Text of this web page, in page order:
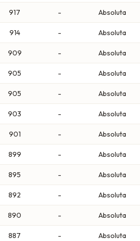
917 - Absoluta
914 - Absoluta
909 - Absoluta
905 - Absoluta
905 - Absoluta
903 - Absoluta
901 - Absoluta
899 - Absoluta
895 - Absoluta
892 - Absoluta
890 - Absoluta
887 - Absoluta